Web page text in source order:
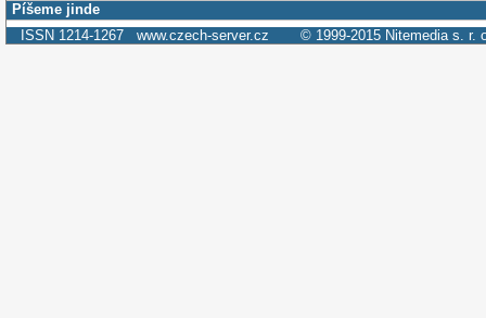
Píšeme jinde
ISSN 1214-1267 www.czech-server.cz © 1999-2015 Nitemedia s. r.